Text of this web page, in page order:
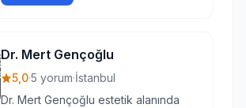
Dr. Mert Gençoğlu
5,0·5 yorum·İstanbul
Dr. Mert Gençoğlu estetik alanında